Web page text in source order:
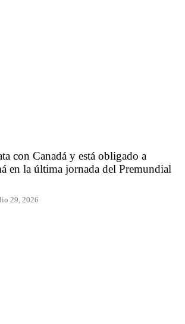
con Canadá y está obligado a
en la última jornada del Premundial
29, 2026